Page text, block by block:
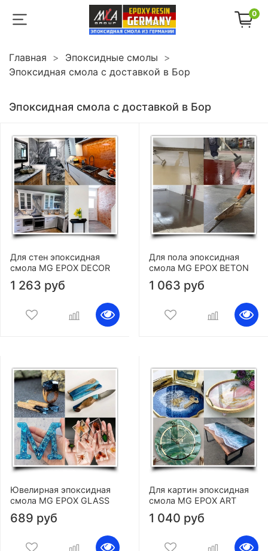
0
Главная
Эпоксидные смолы
Эпоксидная смола с доставкой в Бор
Эпоксидная смола с доставкой в Бор
Для стен эпоксидная
смола MG EPOX DECOR
1 263 руб
Для пола эпоксидная
смола MG EPOX BETON
1 063 руб
Ювелирная эпоксидная
смола MG EPOX GLASS
689 руб
Для картин эпоксидная
смола MG EPOX ART
1 040 руб